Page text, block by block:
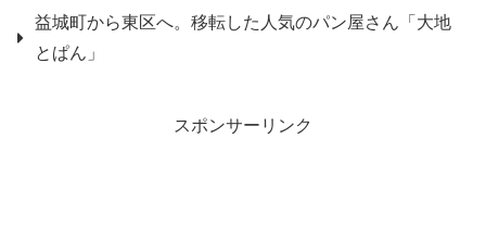
益城町から東区へ。移転した人気のパン屋さん「大地
とぱん」
スポンサーリンク